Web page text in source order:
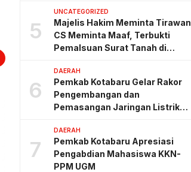
Triliun
5
UNCATEGORIZED
Majelis Hakim Meminta Tirawan
CS Meminta Maaf, Terbukti
Pemalsuan Surat Tanah di
6
DAERAH
Pemkab Kotabaru Gelar Rakor
Pengembangan dan
Pemasangan Jaringan Listrik
7
DAERAH
Pemkab Kotabaru Apresiasi
Pengabdian Mahasiswa KKN-
PPM UGM